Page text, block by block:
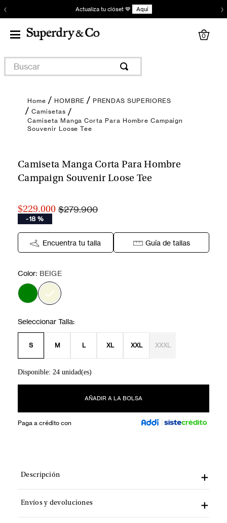
‹ Actualiza tu clóset 💙 Aquí ›
0
Buscar
HOMBRE
PRENDAS SUPERIORES
Camisetas
Camiseta Manga Corta Para Hombre Campaign
Souvenir Loose Tee
Camiseta Manga Corta Para Hombre
Campaign Souvenir Loose Tee
$229.000 $279.900
-18 %
Encuentra tu talla Guía de tallas
Color: BEIGE
S M L XL XXL XXXL
Disponible: 24 unidad(es)
AÑADIR A LA BOLSA
Paga a crédito con
Descripción
Envíos y devoluciones